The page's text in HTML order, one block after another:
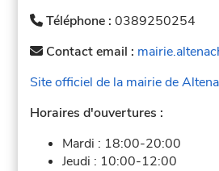
Téléphone :0389250254
Contact email :
Site officiel de la mairie de
Horaires d'ouvertures :
Mardi : 18:00-20:00
Jeudi : 10:00-12:00